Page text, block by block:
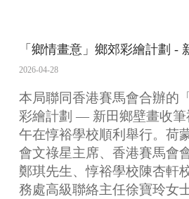
「鄉情畫意」鄉郊彩繪計劃 -
2026-04-28
本局聯同香港賽馬會合辦的
彩繪計劃 — 新田鄉壁畫收筆
午在惇裕學校順利舉行。荷
會文祿星主席、香港賽馬會
鄭琪先生、惇裕學校陳杏軒
務處高級聯絡主任徐寶玲女